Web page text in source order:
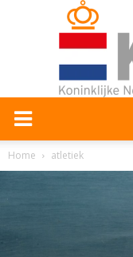
Home atletiek